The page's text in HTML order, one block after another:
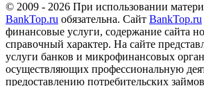
© 2009 - 2026 При использовании
BankTop.ru обязательна. Сайт BankTop.ru
финансовые услуги, содержание сайта
справочный характер. На сайте
услуги банков и микрофинансовых
осуществляющих профессиональную
предоставлению потребительских